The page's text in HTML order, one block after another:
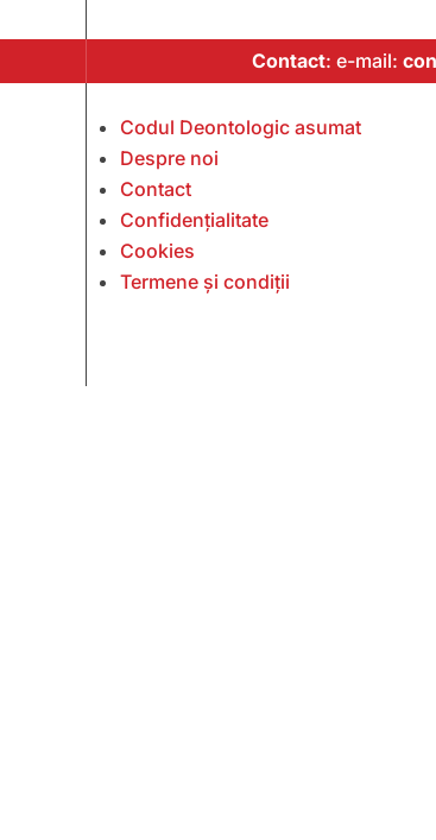
Contact: e-mail:
Codul Deontologic asumat
Despre noi
Contact
Confidențialitate
Cookies
Termene și condiții